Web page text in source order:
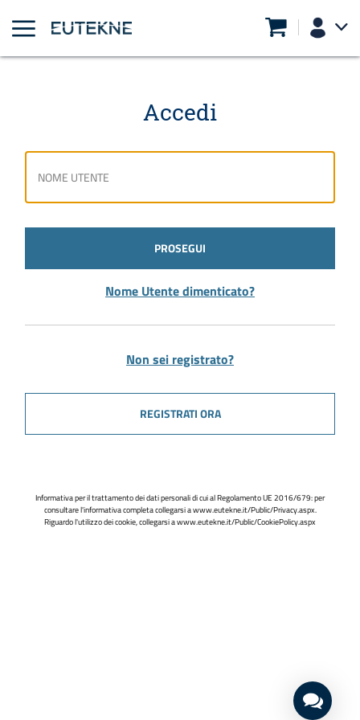
Accedi
PROSEGUI
Nome Utente dimenticato?
Non sei registrato?
REGISTRATI ORA
Informativa per il trattamento dei dati personali di cui al Regolamento UE 2016/679: per
consultare l'informativa completa collegarsi awww.eutekne.it/Public/Privacy.aspx.
Riguardo l'utilizzo dei cookie, collegarsi awww.eutekne.it/Public/CookiePolicy.aspx